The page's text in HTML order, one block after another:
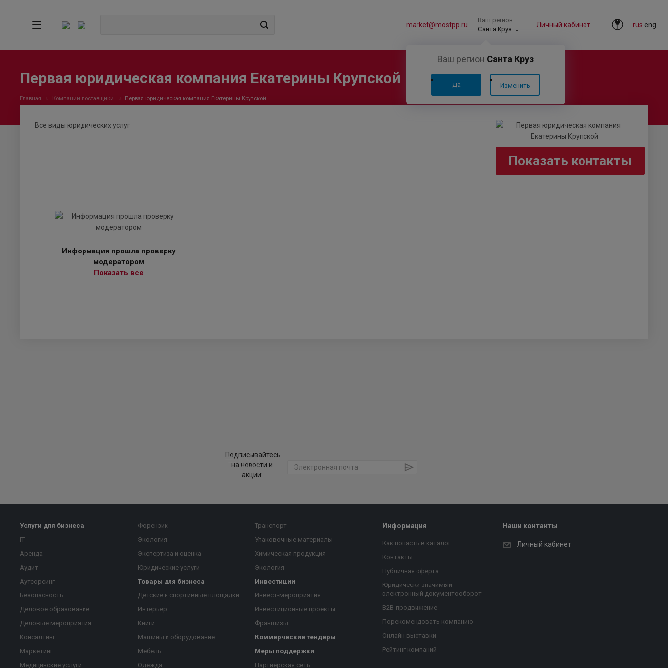
rus eng
Личный кабинет
Ваш регион:
Санта Круз
Ваш регион Санта Круз
Да Изменить
market@mostpp.ru
Первая юридическая компания Екатерины Крупской
Главная Компании поставщики Первая юридическая компания Екатерины Крупской
Показать контакты
Все виды юридических услуг
Информация прошла проверку
модератором
Показать все
Подписывайтесь
на новости и
акции:
Услуги для бизнеса
IT
Аренда
Аудит
Аутсорсинг
Безопасность
Деловое образование
Деловые мероприятия
Консалтинг
Маркетинг
Медицинские услуги
Форензик
Экология
Экспертиза и оценка
Юридические услуги
Товары для бизнеса
Детские и спортивные площадки
Интерьер
Книги
Машины и оборудование
Мебель
Одежда
Транспорт
Упаковочные материалы
Химическая продукция
Экология
Инвестиции
Инвест-мероприятия
Инвестиционные проекты
Франшизы
Коммерческие тендеры
Меры поддержки
Партнерская сеть
Информация
Как попасть в каталог
Контакты
Публичная оферта
Юридически значимый
электронный документооборот
B2B-продвижение
Порекомендовать компанию
Онлайн выставки
Рейтинг компаний
Наши контакты
Личный кабинет